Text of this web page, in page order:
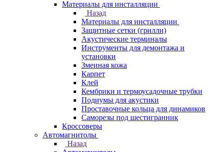
Материалы для инсталляции
Назад
Материалы для инсталляции
Защитные сетки (грилли)
Акустические терминалы
Инструменты для демонтажа и
установки
Змеиная кожа
Карпет
Клей
Кембрики и термоусадочные трубки
Подиумы для акустики
Проставочные кольца для динамиков
Саморезы под шестигранник
Кроссоверы
Автомагнитолы
Назад